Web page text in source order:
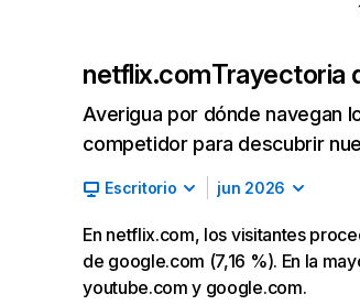
netflix.comTrayectoria
Averigua por dónde navegan
competidor para descubrir
Escritorio jun 2026
En netflix.com, los visitantes
de google.com (7,16 %). En la
youtube.com y google.com.